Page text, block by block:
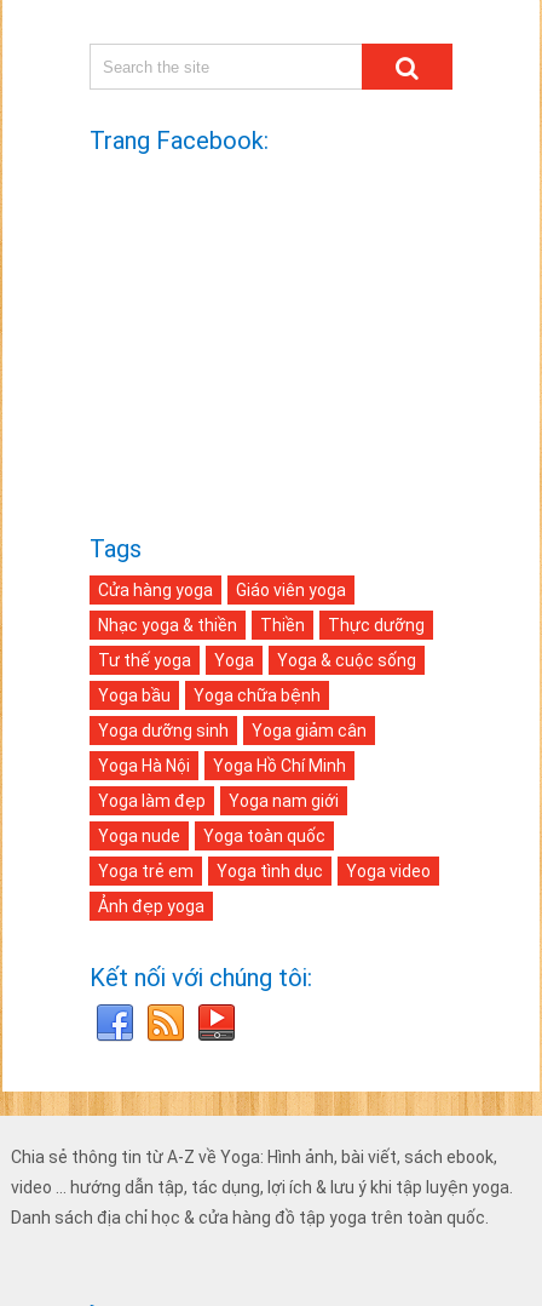
Trang Facebook:
Tags
Cửa hàng yoga
Giáo viên yoga
Nhạc yoga & thiền
Thiền
Thực dưỡng
Tư thế yoga
Yoga
Yoga & cuộc sống
Yoga bầu
Yoga chữa bệnh
Yoga dưỡng sinh
Yoga giảm cân
Yoga Hà Nội
Yoga Hồ Chí Minh
Yoga làm đẹp
Yoga nam giới
Yoga nude
Yoga toàn quốc
Yoga trẻ em
Yoga tình dục
Yoga video
Ảnh đẹp yoga
Kết nối với chúng tôi:
Chia sẻ thông tin từ A-Z về Yoga: Hình ảnh, bài viết, sách ebook,
video ... hướng dẫn tập, tác dụng, lợi ích & lưu ý khi tập luyện yoga.
Danh sách địa chỉ học & cửa hàng đồ tập yoga trên toàn quốc.